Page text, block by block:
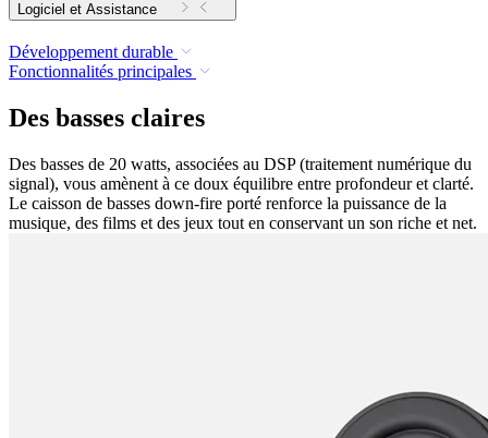
Logiciel et Assistance
Développement durable
Fonctionnalités principales
Des basses claires
Des basses de 20 watts, associées au DSP (traitement numérique du
signal), vous amènent à ce doux équilibre entre profondeur et clarté.
Le caisson de basses down-fire porté renforce la puissance de la
musique, des films et des jeux tout en conservant un son riche et net.